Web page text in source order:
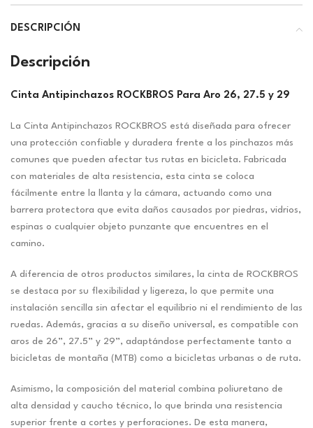
DESCRIPCIÓN
Descripción
Cinta Antipinchazos ROCKBROS Para Aro 26, 27.5 y 29
La Cinta Antipinchazos ROCKBROS está diseñada para ofrecer
una protección confiable y duradera frente a los pinchazos más
comunes que pueden afectar tus rutas en bicicleta. Fabricada
con materiales de alta resistencia, esta cinta se coloca
fácilmente entre la llanta y la cámara, actuando como una
barrera protectora que evita daños causados por piedras, vidrios,
espinas o cualquier objeto punzante que encuentres en el
camino.
A diferencia de otros productos similares, la cinta de ROCKBROS
se destaca por su flexibilidad y ligereza, lo que permite una
instalación sencilla sin afectar el equilibrio ni el rendimiento de las
ruedas. Además, gracias a su diseño universal, es compatible con
aros de 26”, 27.5” y 29”, adaptándose perfectamente tanto a
bicicletas de montaña (MTB) como a bicicletas urbanas o de ruta.
Asimismo, la composición del material combina poliuretano de
alta densidad y caucho técnico, lo que brinda una resistencia
superior frente a cortes y perforaciones. De esta manera,